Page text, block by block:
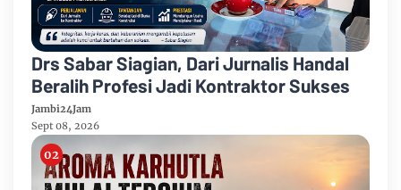
Drs Sabar Siagian, Dari Jurnalis Handal
Beralih Profesi Jadi Kontraktor Sukses
Jambi24Jam
Sept 08, 2026